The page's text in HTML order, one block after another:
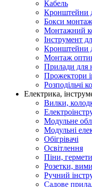
Кабель
Кронштейни
Бокси
Монтажний
Інструмент
Кронштейни
Монтаж
Прилади для
Прожектори
Розподільчі
Електрика,
Вилки,
Модульне
Модульні
Обігрівачі
Освітлення
Піни,
Розетки,
Ручний
Садове